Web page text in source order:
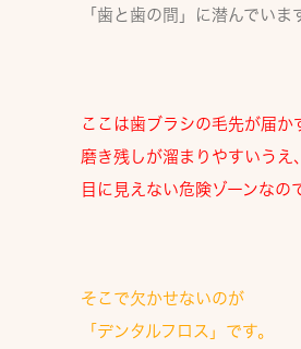
「 歯と歯の間 」に潜んでいま
ここは歯ブラシの毛先が届か
磨き残しが溜まりやすいうえ、
目に見えない危険ゾーンなの
そこで欠かせないのが
「デンタルフロス」 です。